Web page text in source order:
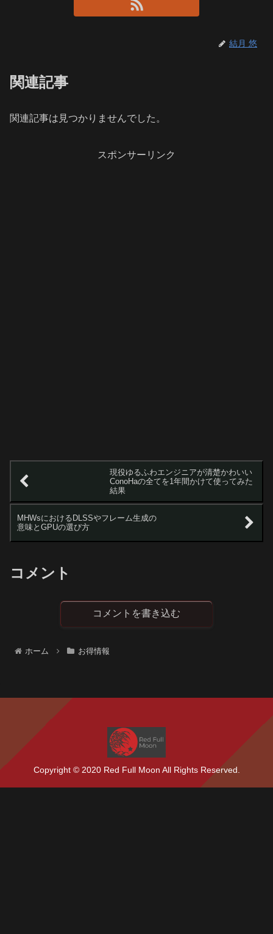
結月 悠
関連記事
関連記事は見つかりませんでした。
スポンサーリンク
現役ゆるふわエンジニアが清楚かわいい
ConoHaの全てを1年間かけて使ってみた
結果
MHWsにおけるDLSSやフレーム生成の
意味とGPUの選び方
コメント
コメントを書き込む
ホーム お得情報
Copyright © 2020 Red Full Moon All Rights Reserved.